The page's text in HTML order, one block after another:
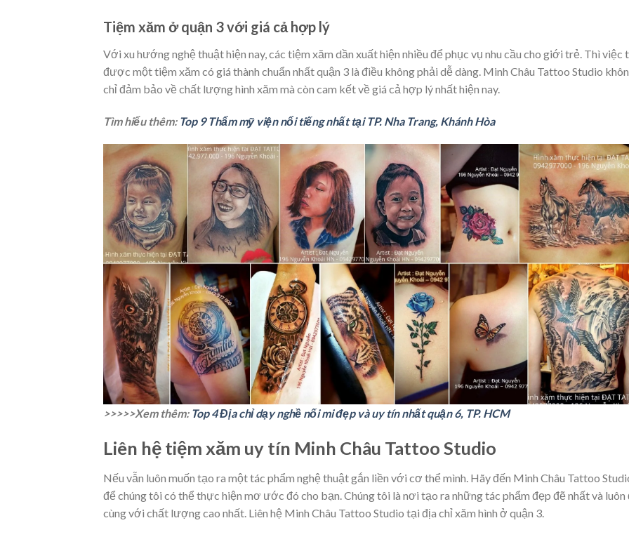
Tiệm xăm ở quận 3 với giá cả hợp lý
Với xu hướng nghệ thuật hiện nay, các tiệm xăm dần xuất hiện nhiều để phục vụ nhu cầu cho giới trẻ. Thì việc
được một tiệm xăm có giá thành chuẩn nhất quận 3 là điều không phải dễ dàng. Minh Châu Tattoo Studio
chỉ đảm bảo về chất lượng hình xăm mà còn cam kết về giá cả hợp lý nhất hiện nay.
Tìm hiểu thêm: Top 9 Thẩm mỹ viện nổi tiếng nhất tại TP. Nha Trang, Khánh Hòa
>>>>>Xem thêm: Top 4 Địa chỉ dạy nghề nối mi đẹp và uy tín nhất quận 6, TP. HCM
Liên hệ tiệm xăm uy tín Minh Châu Tattoo Studio
Nếu vẫn luôn muốn tạo ra một tác phẩm nghệ thuật gắn liền với cơ thể mình. Hãy đến Minh Châu Tattoo
để chúng tôi có thể thực hiện mơ ước đó cho bạn. Chúng tôi là nơi tạo ra những tác phẩm đẹp đẽ nhất và luôn
cùng với chất lượng cao nhất. Liên hệ Minh Châu Tattoo Studio tại địa chỉ xăm hình ở quận 3.